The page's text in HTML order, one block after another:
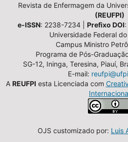
Revista de Enfermagem da
(REUFPI)
e-ISSN: 2238-7234 | Prefixo DOI
Universidade Federal
Campus Ministro
Programa de Pós-
SG-12, Ininga, Teresina, Piauí,
E-mail:
A REUFPI esta Licenciada com
OJS customizado por: Luis